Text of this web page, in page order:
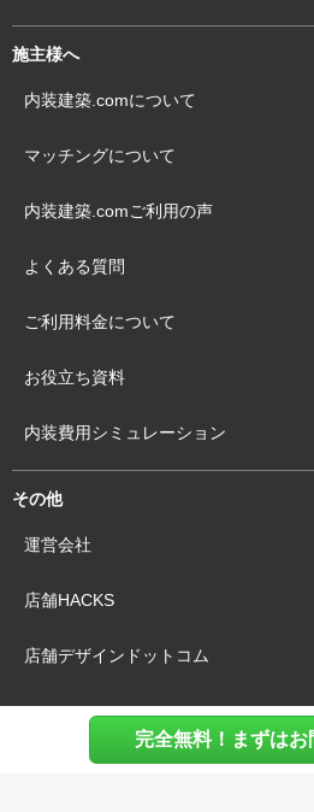
完全無料！まずはお
施主様へ
内装建築.comについて
マッチングについて
内装建築.comご利用の声
よくある質問
ご利用料金について
お役立ち資料
内装費用シミュレーション
その他
運営会社
店舗HACKS
店舗デザインドットコム